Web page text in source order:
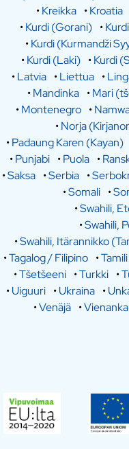
•Kreikka •Kroatia
•Kurdi (Gorani) •
•Kurdi (Kurmandži
•Kurdi (Laki) •Kurdi
•Latvia •Liettua •
•Mandinka •Mari
•Montenegro •
•Norja
•Padaung Karen (Kayan)
•Punjabi •Puola •
•Saksa •Serbia •
•Somali •
•Swahili,
•Swahili,
•Swahili, Itärannikko
•Tagalog / Filipino •Tamili
•Tšetšeeni •Turkki •
•Uiguuri •Ukraina •
•Venäjä •